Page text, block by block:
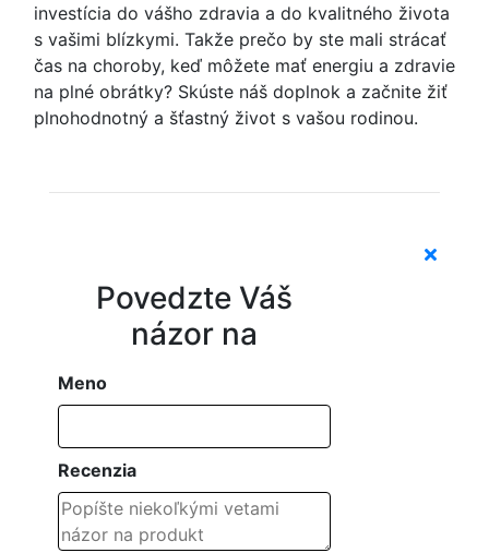
investícia do vášho zdravia a do kvalitného života
s vašimi blízkymi. Takže prečo by ste mali strácať
čas na choroby, keď môžete mať energiu a zdravie
na plné obrátky? Skúste náš doplnok a začnite žiť
plnohodnotný a šťastný život s vašou rodinou.
Povedzte Váš
názor na
Meno
Recenzia